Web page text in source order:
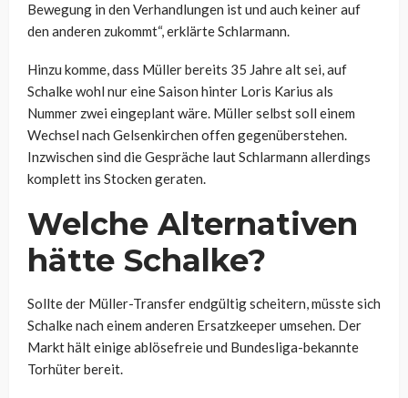
Bewegung in den Verhandlungen ist und auch keiner auf
den anderen zukommt“, erklärte Schlarmann.
Hinzu komme, dass Müller bereits 35 Jahre alt sei, auf
Schalke wohl nur eine Saison hinter Loris Karius als
Nummer zwei eingeplant wäre. Müller selbst soll einem
Wechsel nach Gelsenkirchen offen gegenüberstehen.
Inzwischen sind die Gespräche laut Schlarmann allerdings
komplett ins Stocken geraten.
Welche Alternativen
hätte Schalke?
Sollte der Müller-Transfer endgültig scheitern, müsste sich
Schalke nach einem anderen Ersatzkeeper umsehen. Der
Markt hält einige ablösefreie und Bundesliga-bekannte
Torhüter bereit.